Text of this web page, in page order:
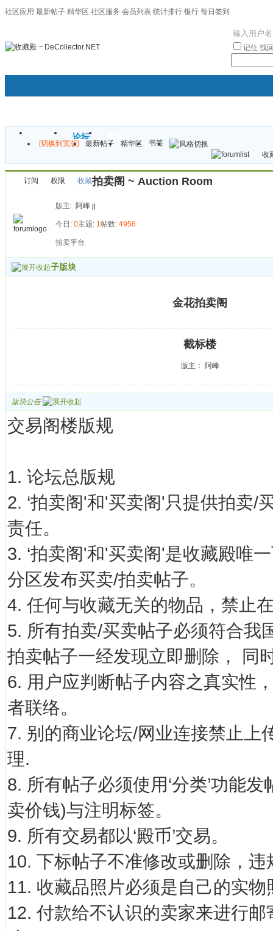
社区应用 最新帖子 精华区 社区服务 会员列表 统计排行 银行 每日签到
记住 找
门户 论坛
[切换到宽版] 最新帖子 精华区
书签
收
订阅 权限 拍卖阁 ~ Auction Room
收藏
版主: 阿峰 jj
今日: 0主题: 1帖数: 4956
拍卖平台
子版块
金花拍卖阁
截标楼
版主： 阿峰
版块公告
交易阁楼版规
1. 论坛总版规
2. ‘拍卖阁'和'买卖阁'只提供拍卖/
责任。
3. ‘拍卖阁'和'买卖阁'是收藏殿唯
分区发布买卖/拍卖帖子。
4. 任何与收藏无关的物品，禁止
5. 所有拍卖/买卖帖子必须符合我
拍卖帖子一经发现立即删除， 同
6. 用户应判断帖子内容之真实性
者联络。
7. 别的商业论坛/网业连接禁止上
理.
8. 所有帖子必须使用‘分类’功能
卖价钱)与注明标签。
9. 所有交易都以‘殿币’交易。
10. 下标帖子不准修改或删除，违
11. 收藏品照片必须是自己的实
12. 付款给不认识的卖家来进行